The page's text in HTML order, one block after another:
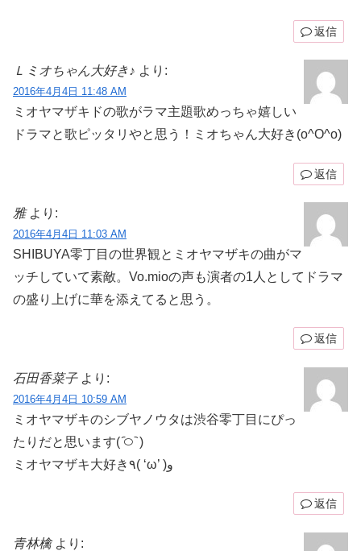
返信
Ｌミオちゃん大好き♪ より:
2016年4月4日 11:48 AM
ミオヤマザキドの歌がラマ主題歌めっちゃ嬉しい
ドラマと歌ピッタリやと思う！ミオちゃん大好き(o^O^o)
返信
雅 より:
2016年4月4日 11:03 AM
SHIBUYA零丁目の世界観とミオヤマザキの曲がマ
ッチしていて素敵。Vo.mioの声も演者の1人としてドラマ
の盛り上げに華を添えてると思う。
返信
石田香菜子 より:
2016年4月4日 10:59 AM
ミオヤマザキのシブヤノウタは渋谷零丁目にぴっ
たりだと思います( ᷇࿀ ᷆ )
ミオヤマザキ大好き٩( ‘ω’ )و
返信
青林檎 より: